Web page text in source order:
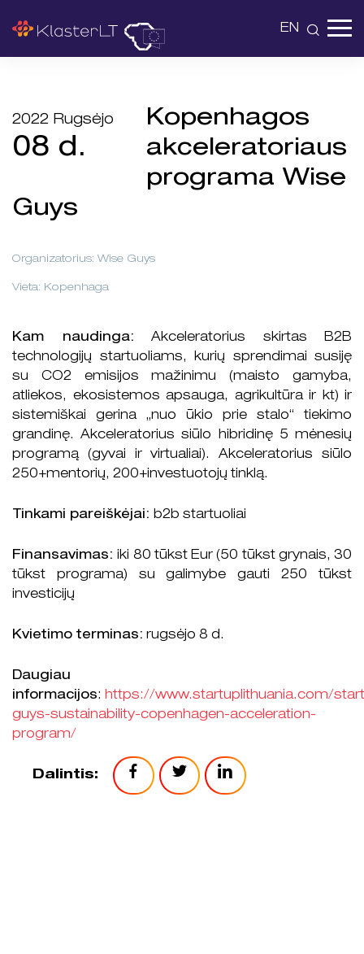
EN
2022 Rugsėjo
08 d.
Kopenhagos
akceleratoriaus
programa Wise
Guys
Organizatorius: Wise Guys
Vieta: Kopenhaga
Kam naudinga: Akceleratorius skirtas B2B
technologijų startuoliams, kurių sprendimai susiję
su CO2 emisijos mažinimu (maisto gamyba,
atliekos, ekosistemos apsauga, agrikultūra ir kt) ir
sistemiškai gerina „nuo ūkio prie stalo“ tiekimo
grandinę. Akceleratorius siūlo hibridinę 5 mėnesių
programą (gyvai ir virtualiai). Akceleratorius siūlo
250+mentorių, 200+investuotojų tinklą.
Tinkami pareiškėjai: b2b startuoliai
Finansavimas:iki 80 tūkst Eur (50 tūkst grynais, 30
tūkst programa) su galimybe gauti 250 tūkst
investicijų
Kvietimo terminas: rugsėjo 8 d.
Daugiau
informacijos: https://www.startuplithuania.com/
guys-sustainability-copenhagen-acceleration-
program/
Dalintis: